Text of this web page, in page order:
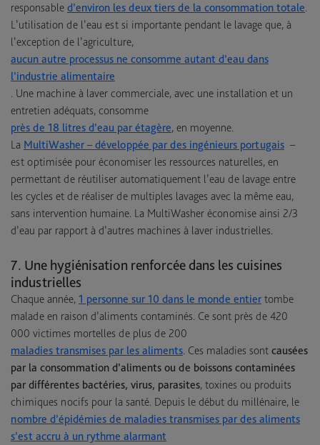
responsable d’environ les deux tiers de la consommation totale.
L’utilisation de l’eau est si importante pendant le lavage que, à
l’exception de l’agriculture,
aucun autre processus ne consomme autant d’eau dans
l’industrie alimentaire
. Une machine à laver commerciale, avec une installation et un
entretien adéquats, consomme
près de 18 litres d’eau par étagère, en moyenne.
La MultiWasher – développée par des ingénieurs portugais –
est optimisée pour économiser les ressources naturelles, en
permettant de réutiliser automatiquement l’eau de lavage entre
les cycles et de réaliser de multiples lavages avec la même eau,
sans intervention humaine. La MultiWasher économise ainsi 2/3
d’eau par rapport à d’autres machines à laver industrielles.
7. Une hygiénisation renforcée dans les cuisines
industrielles
Chaque année, 1 personne sur 10 dans le monde entier tombe
malade en raison d’aliments contaminés. Ce sont près de 420
000 victimes mortelles de plus de 200
maladies transmises par les aliments. Ces maladies sont causées
par la consommation d’aliments ou de boissons contaminées
par différentes bactéries, virus, parasites, toxines ou produits
chimiques nocifs pour la santé. Depuis le début du millénaire, le
nombre d’épidémies de maladies transmises par des aliments
s’est accru à un rythme alarmant